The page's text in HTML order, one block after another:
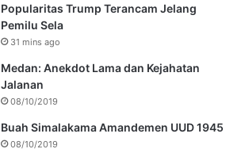
Popularitas Trump Terancam Jelang
Pemilu Sela
31 mins ago
Medan: Anekdot Lama dan Kejahatan
Jalanan
08/10/2019
Buah Simalakama Amandemen UUD 1945
08/10/2019